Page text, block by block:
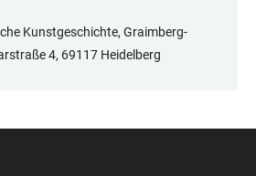
Kunstgeschichte, Graimberg-
4, 69117 Heidelberg